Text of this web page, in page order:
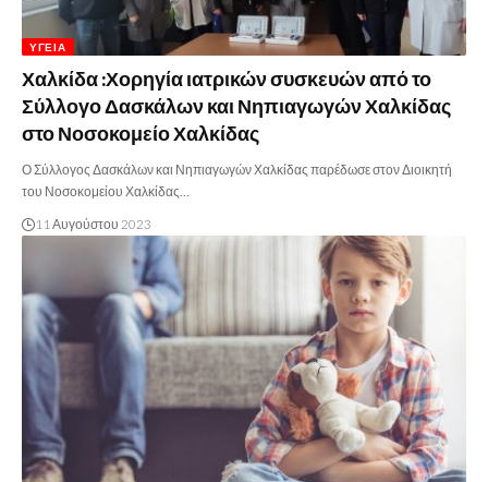
ΥΓΕΊΑ
Χαλκίδα :Χορηγία ιατρικών συσκευών από το
Σύλλογο Δασκάλων και Νηπιαγωγών Χαλκίδας
στο Νοσοκομείο Χαλκίδας
Ο Σύλλογος Δασκάλων και Νηπιαγωγών Χαλκίδας παρέδωσε στον Διοικητή
του Νοσοκομείου Χαλκίδας…
11 Αυγούστου 2023